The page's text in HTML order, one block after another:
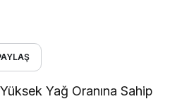
Yağ Oranına Sahip